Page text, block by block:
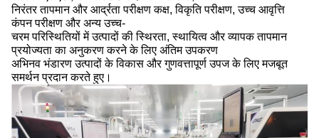
निरंतर तापमान और आर्द्रता परीक्षण कक्ष, विकृति परीक्षण, उच्च आवृत्ति
कंपन परीक्षण और अन्य उच्च-
चरम परिस्थितियों में उत्पादों की स्थिरता, स्थायित्व और व्यापक तापमान
प्रयोज्यता का अनुकरण करने के लिए अंतिम उपकरण
अभिनव भंडारण उत्पादों के विकास और गुणवत्तापूर्ण उपज के लिए मजबूत
समर्थन प्रदान करते हुए।